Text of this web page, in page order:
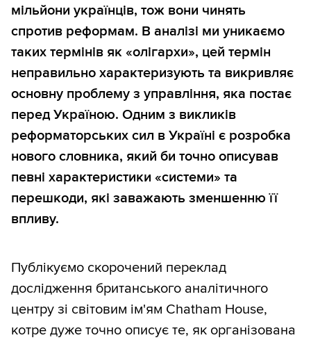
мільйони українців, тож вони чинять
спротив реформам. В аналізі ми уникаємо
таких термінів як «олігархи», цей термін
неправильно характеризують та викривляє
основну проблему з управління, яка постає
перед Україною. Одним з викликів
реформаторських сил в Україні є розробка
нового словника, який би точно описував
певні характеристики «системи» та
перешкоди, які заважають зменшенню її
впливу.
Публікуємо скорочений переклад
дослідження британського аналітичного
центру зі світовим ім'ям Chatham House,
котре дуже точно описує те, як організована